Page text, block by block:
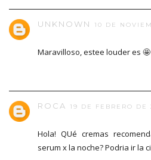
UNKNOWN 10 DE
Maravilloso, estee louder es 🤩
ROCA 19 DE FEBRERO DE
Hola! QUé cremas
serum x la noche? Podria ir la